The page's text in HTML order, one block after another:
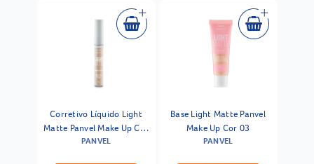
Corretivo Líquido Light
Matte Panvel Make Up Cor
03
PANVEL
Base Light Matte Panvel
Make Up Cor 03
PANVEL